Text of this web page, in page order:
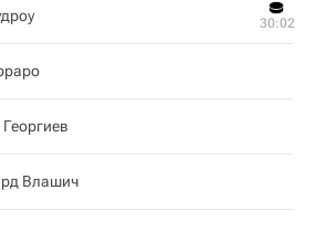
30:02
Влашич